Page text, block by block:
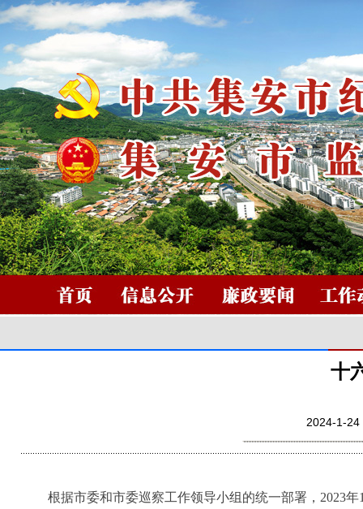
十
2024-1-
根据市委和市委巡察工作领导小组的统一部署， 2023年